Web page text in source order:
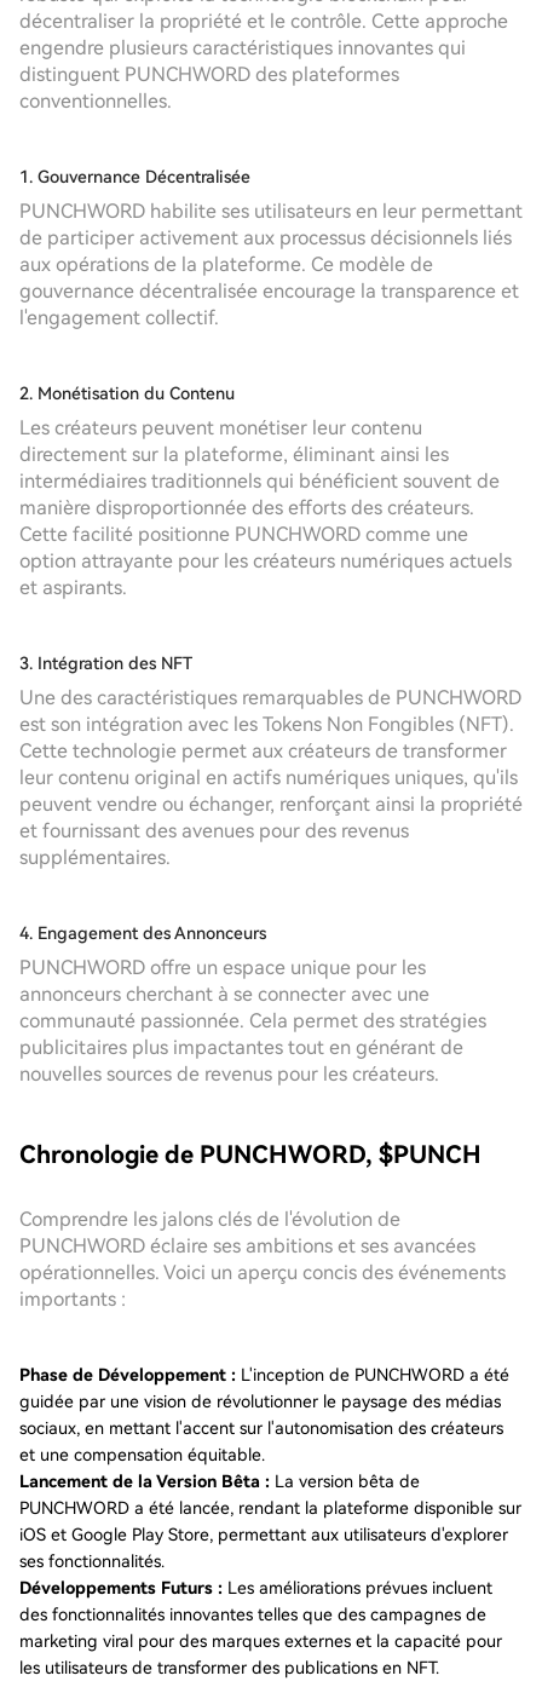
décentraliser la propriété et le contrôle. Cette approche
engendre plusieurs caractéristiques innovantes qui
distinguent PUNCHWORD des plateformes
conventionnelles.
1. Gouvernance Décentralisée
PUNCHWORD habilite ses utilisateurs en leur permettant
de participer activement aux processus décisionnels liés
aux opérations de la plateforme. Ce modèle de
gouvernance décentralisée encourage la transparence et
l'engagement collectif.
2. Monétisation du Contenu
Les créateurs peuvent monétiser leur contenu
directement sur la plateforme, éliminant ainsi les
intermédiaires traditionnels qui bénéficient souvent de
manière disproportionnée des efforts des créateurs.
Cette facilité positionne PUNCHWORD comme une
option attrayante pour les créateurs numériques actuels
et aspirants.
3. Intégration des NFT
Une des caractéristiques remarquables de PUNCHWORD
est son intégration avec les Tokens Non Fongibles (NFT).
Cette technologie permet aux créateurs de transformer
leur contenu original en actifs numériques uniques, qu'ils
peuvent vendre ou échanger, renforçant ainsi la propriété
et fournissant des avenues pour des revenus
supplémentaires.
4. Engagement des Annonceurs
PUNCHWORD offre un espace unique pour les
annonceurs cherchant à se connecter avec une
communauté passionnée. Cela permet des stratégies
publicitaires plus impactantes tout en générant de
nouvelles sources de revenus pour les créateurs.
Chronologie de PUNCHWORD, $PUNCH
Comprendre les jalons clés de l'évolution de
PUNCHWORD éclaire ses ambitions et ses avancées
opérationnelles. Voici un aperçu concis des événements
importants :
Phase de Développement : L'inception de PUNCHWORD a été
guidée par une vision de révolutionner le paysage des médias
sociaux, en mettant l'accent sur l'autonomisation des créateurs
et une compensation équitable.
Lancement de la Version Bêta : La version bêta de
PUNCHWORD a été lancée, rendant la plateforme disponible sur
iOS et Google Play Store, permettant aux utilisateurs d'explorer
ses fonctionnalités.
Développements Futurs : Les améliorations prévues incluent
des fonctionnalités innovantes telles que des campagnes de
marketing viral pour des marques externes et la capacité pour
les utilisateurs de transformer des publications en NFT.